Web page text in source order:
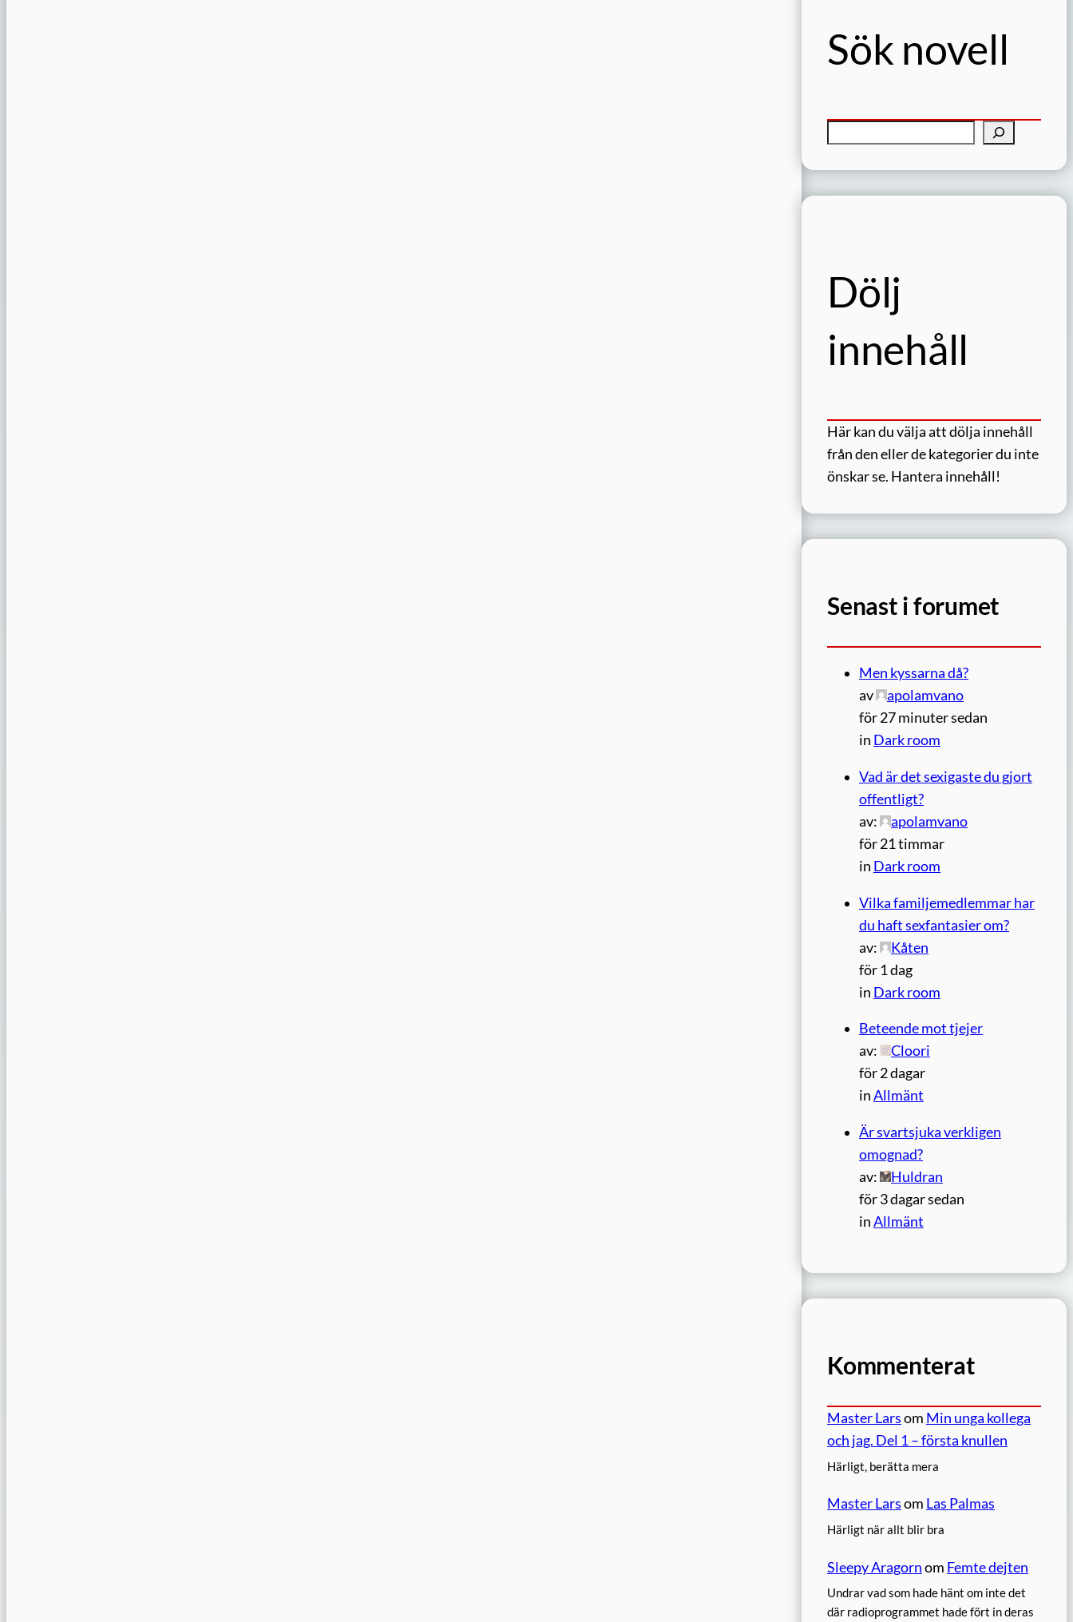
Sök novell
k
Dölj
innehåll
Här kan du välja att dölja innehåll
från den eller de kategorier du inte
önskar se. Hantera innehåll!
Senast i forumet
Men kyssarna då?
av
apolamvano
för 27 minuter sedan
in Dark room
Vad är det sexigaste du gjort
offentligt?
av:
apolamvano
för 21 timmar
in Dark room
Vilka familjemedlemmar har
du haft sexfantasier om?
av:
Kåten
för 1 dag
in Dark room
Beteende mot tjejer
av:
Cloori
för 2 dagar
inAllmänt
Är svartsjuka verkligen
omognad?
av:
Huldran
för 3 dagar sedan
inAllmänt
Kommenterat
Master Larsom Min unga kollega
och jag. Del 1 – första knullen
Härligt, berätta mera
Master Larsom Las Palmas
Härligt när allt blir bra
Sleepy Aragornom Femte dejten
Undrar vad som hade hänt om inte det
där radioprogrammet hade fört in deras